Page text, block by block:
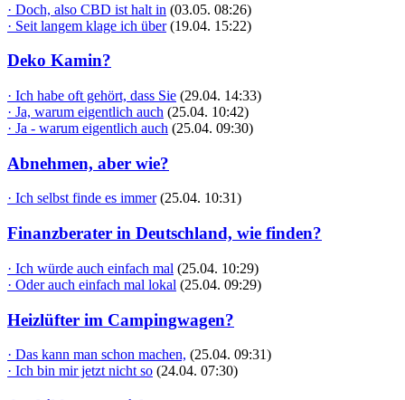
· Doch, also CBD ist halt in (03.05. 08:26)
· Seit langem klage ich über (19.04. 15:22)
Deko Kamin?
· Ich habe oft gehört, dass Sie (29.04. 14:33)
· Ja, warum eigentlich auch (25.04. 10:42)
· Ja - warum eigentlich auch (25.04. 09:30)
Abnehmen, aber wie?
· Ich selbst finde es immer (25.04. 10:31)
Finanzberater in Deutschland, wie finden?
· Ich würde auch einfach mal (25.04. 10:29)
· Oder auch einfach mal lokal (25.04. 09:29)
Heizlüfter im Campingwagen?
· Das kann man schon machen, (25.04. 09:31)
· Ich bin mir jetzt nicht so (24.04. 07:30)